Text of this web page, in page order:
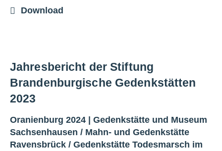
Download
Jahresbericht der Stiftung
Brandenburgische Gedenkstätten
2023
Oranienburg 2024 | Gedenkstätte und Museum
Sachsenhausen / Mahn- und Gedenkstätte
Ravensbrück / Gedenkstätte Todesmarsch im